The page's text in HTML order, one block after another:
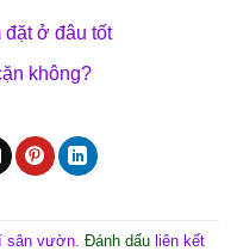
ở đâu tốt
không?
sân vườn. Đánh dấu liên kết